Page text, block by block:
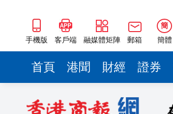
手機版 客戶端 融媒體矩陣 郵箱
簡
簡體
首頁 港聞 財經 證券
海南澄邁文儒煥新
梁振英率港區全國
2025年海南儋州以
瀋陽鐵西校園閱讀